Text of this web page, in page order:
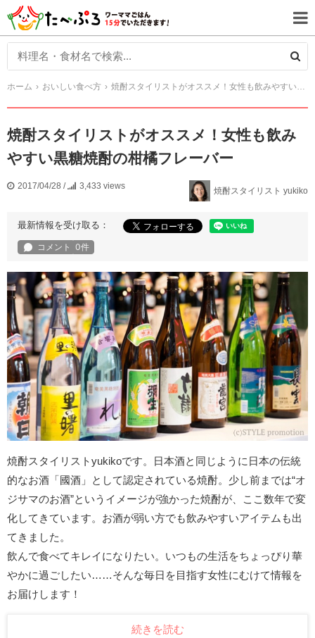
ホーム おいしい食べ方 焼酎スタイリストがオススメ！女性も飲みやすい黒糖焼酎の柑橘フレーバー
焼酎スタイリストがオススメ！女性も飲み
やすい黒糖焼酎の柑橘フレーバー
2017/04/28 / 3,433 views 焼酎スタイリスト yukiko
最新情報を受け取る：
焼酎スタイリストyukikoです。日本酒と同じように日本の伝統
的なお酒「國酒」として認定されている焼酎。少し前までは“オ
ジサマのお酒”というイメージが強かった焼酎が、ここ数年で変
化してきています。お酒が弱い方でも飲みやすいアイテムも出
てきました。
飲んで食べてキレイになりたい。いつもの生活をちょっぴり華
やかに過ごしたい……そんな毎日を目指す女性にむけて情報を
お届けします！
続きを読む